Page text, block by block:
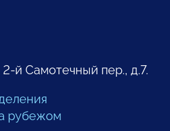
2-й Самотечный пер., д.7.
рубежом